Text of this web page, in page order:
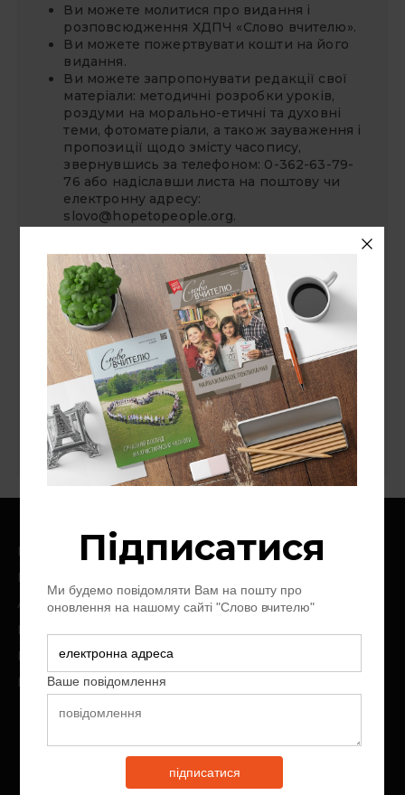
Ви можете молитися про видання і
розповсюдження ХДПЧ «Слово вчителю».
Ви можете пожертвувати кошти на його
видання.
Ви можете запропонувати редакції свої
матеріали: методичні розробки уроків,
роздуми на морально-етичні та духовні
теми, фотоматеріали, а також зауваження і
пропозиції щодо змісту часопису,
звернувшись за телефоном: 0-362-63-79-
76 або надіславши листа на поштову чи
електронну адресу:
slovo@hopetopeople.org.
СУВІЙ БЛОҐІВ
«Надія — людям»
Національний університет "Острозька
академія"
Ноїв Ковчег
Слово про слово
Цінності
Головна
Про нас
Архів журналу
Контакт
Пожертви
Передплата